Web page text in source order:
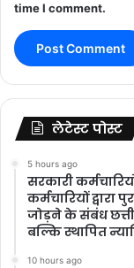
time I comment.
लेटेस्ट पोस्ट
5 hours ago
सरकारी
कर्मचारियों
जोड़ने के संबंध
बल्कि स्थापित
10 hours ago